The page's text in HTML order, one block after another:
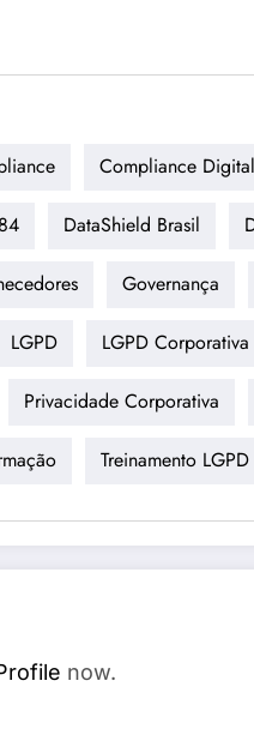
Compliance Digital
DataShield Brasil
Governança
LGPD LGPD Corporativa
Privacidade Corporativa
Treinamento LGPD
now.